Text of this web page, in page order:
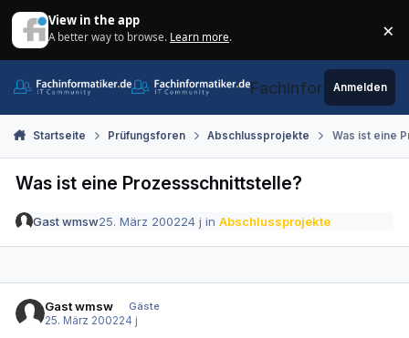
View in the app
A better way to browse. Learn more. ×
Fachinformatiker.de
Anmelden
Startseite Prüfungsforen Abschlussprojekte Was ist eine
Was ist eine Prozessschnittstelle?
Gast wmsw25. März 200224 j inAbschlussprojekte
Gast wmsw
Gäste
25. März 200224 j